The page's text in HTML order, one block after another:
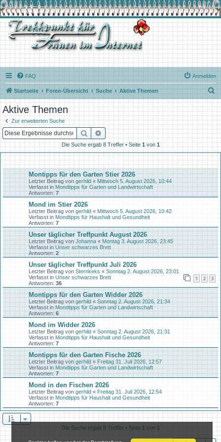
FAQ Anmelden
Startseite Foren-Übersicht Suche Aktive Themen
u
h
e
Aktive Themen
Zur erweiterten Suche
Suche Erweiterte Suche
Die Suche ergab 8 Treffer • Seite1von1
Themen
Montipps für den Garten Stier 2026
Letzter Beitrag von gerhild « Mittwoch 5. August 2026, 10:44
Verfasst in Mondtipps für Garten und Landwirtschaft
Antworten: 7
Mond im Stier 2026
Letzter Beitrag von gerhild « Mittwoch 5. August 2026, 10:42
Verfasst in Mondtipps für Haushalt und Gesundheit
Antworten: 7
Unser täglicher Treffpunkt August 2026
Letzter Beitrag von Johanna « Montag 3. August 2026, 23:45
Verfasst in Unser schwarzes Brett
Antworten: 2
Unser täglicher Treffpunkt Juli 2026
Letzter Beitrag von Sternkeks « Sonntag 2. August 2026, 23:01
Verfasst in Unser schwarzes Brett
Antworten: 36
1 2 3
Montipps für den Garten Widder 2026
Letzter Beitrag von gerhild « Sonntag 2. August 2026, 21:34
Verfasst in Mondtipps für Garten und Landwirtschaft
Antworten: 6
Mond im Widder 2026
Letzter Beitrag von gerhild « Sonntag 2. August 2026, 21:31
Verfasst in Mondtipps für Haushalt und Gesundheit
Antworten: 7
Montipps für den Garten Fische 2026
Letzter Beitrag von gerhild « Freitag 31. Juli 2026, 12:57
Verfasst in Mondtipps für Garten und Landwirtschaft
Antworten: 7
Mond in den Fischen 2026
Letzter Beitrag von gerhild « Freitag 31. Juli 2026, 12:54
Verfasst in Mondtipps für Haushalt und Gesundheit
Antworten: 7
Die Suche ergab 8 Treffer • Seite 1 von 1